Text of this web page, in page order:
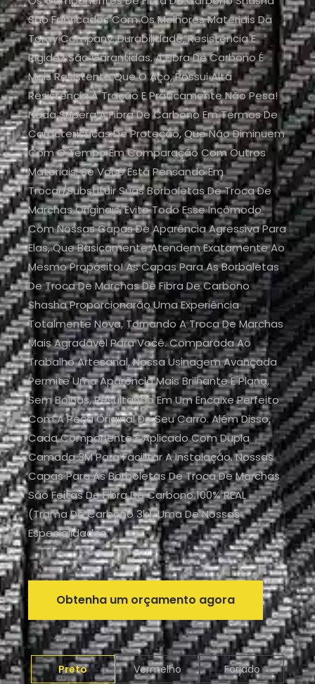
São Fabricados Com Os Melhores Materiais Da
Toray Company. Durabilidade, Resistência E
Rigidez São Garantidas. A Fibra De Carbono É
Mais Resistente Que O Aço, Possui Alta
Resistência À Tração E Praticamente Não Pesa!
Nada Supera A Fibra De Carbono Em Termos De
Características De Proteção, Que Não Diminuem
Com O Tempo Em Comparação Com Outros
Materiais. Se Você Está Pensando Em
Trocar/substituir Suas Borboletas De Troca De
Marchas Originais, Evite Todo Esse Incômodo
Com Nossas Capas De Aparência Agressiva Para
Elas, Que Basicamente Atendem Exatamente Ao
Mesmo Propósito! As Capas Para As Borboletas
De Troca De Marchas De Fibra De Carbono
Shasha Proporcionarão Uma Experiência
Totalmente Nova, Tornando A Troca De Marchas
Mais Agradável Para Você. Comparada Ao
Trabalho Artesanal, Nossa Usinagem Avançada
Permite Uma Aparência Mais Brilhante E Plana,
Sem Bolhas, Resultando Em Um Encaixe Perfeito
Com A Peça Original Do Seu Carro. Além Disso,
Cada Componente É Aplicado Com Dupla
Camada 3M Para Facilitar A Instalação. Nossas
Capas Para As Borboletas De Troca De Marchas
São Feitas De Fibra De Carbono 100% REAL
(trama De Carbono 3k), Uma De Nossas
Especialidades.
Obtenha um orçamento agora
Preto Vermelho Forjado